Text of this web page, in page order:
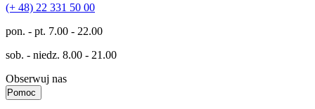
(+ 48) 22 331 50 00
pon. - pt. 7.00 - 22.00
sob. - niedz. 8.00 - 21.00
Obserwuj nas
Pomoc